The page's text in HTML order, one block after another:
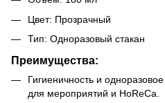
Цвет: Прозрачный
Тип: Одноразовый стакан
Преимущества:
Гигиеничность и
для мероприятий и HoReCa.